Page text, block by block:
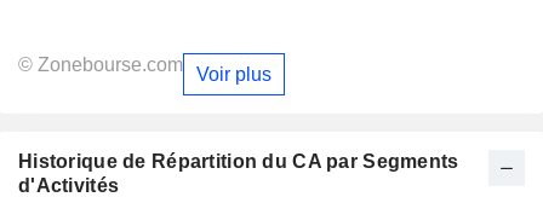
© Zonebourse.com Voir plus
Historique de Répartition du CA par Segments
d'Activités